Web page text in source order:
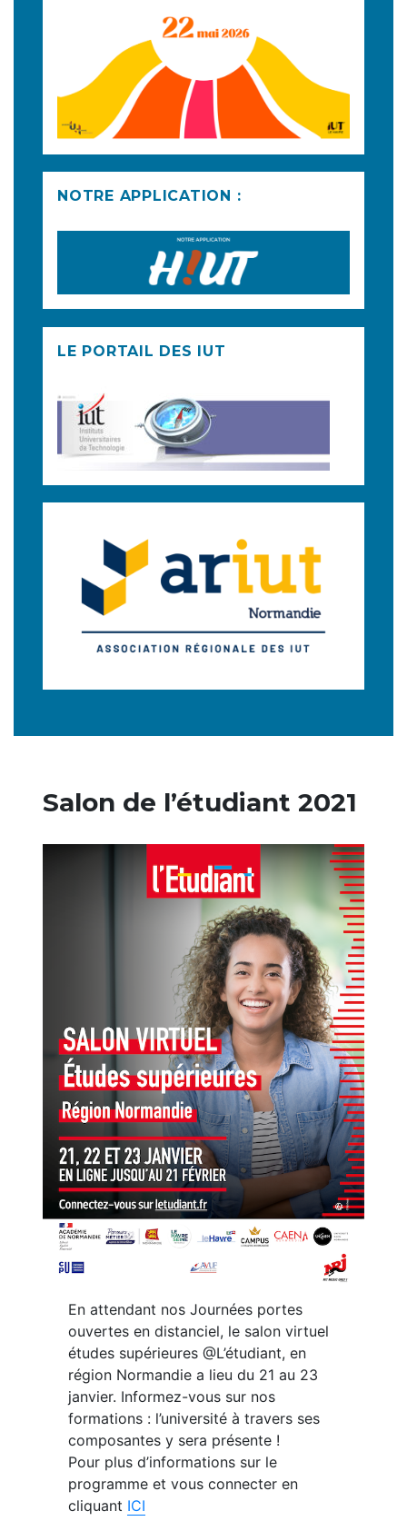
NOTRE APPLICATION :
LE PORTAIL DES IUT
Salon de l’étudiant 2021
En attendant nos Journées portes
ouvertes en distanciel, le salon virtuel
études supérieures @L’étudiant, en
région Normandie a lieu du 21 au 23
janvier. Informez-vous sur nos
formations : l’université à travers ses
composantes y sera présente !
Pour plus d’informations sur le
programme et vous connecter en
cliquant ICI